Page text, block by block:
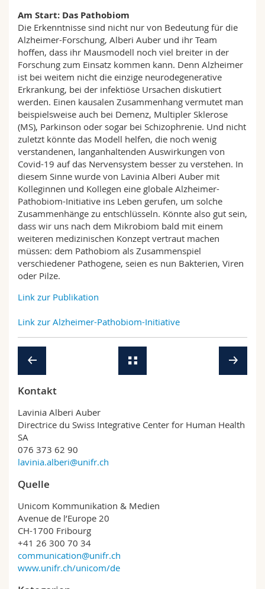
Am Start: Das Pathobiom
Die Erkenntnisse sind nicht nur von Bedeutung für die
Alzheimer-Forschung, Alberi Auber und ihr Team
hoffen, dass ihr Mausmodell noch viel breiter in der
Forschung zum Einsatz kommen kann. Denn Alzheimer
ist bei weitem nicht die einzige neurodegenerative
Erkrankung, bei der infektiöse Ursachen diskutiert
werden. Einen kausalen Zusammenhang vermutet man
beispielsweise auch bei Demenz, Multipler Sklerose
(MS), Parkinson oder sogar bei Schizophrenie. Und nicht
zuletzt könnte das Modell helfen, die noch wenig
verstandenen, langanhaltenden Auswirkungen von
Covid-19 auf das Nervensystem besser zu verstehen. In
diesem Sinne wurde von Lavinia Alberi Auber mit
Kolleginnen und Kollegen eine globale Alzheimer-
Pathobiom-Initiative ins Leben gerufen, um solche
Zusammenhänge zu entschlüsseln. Könnte also gut sein,
dass wir uns nach dem Mikrobiom bald mit einem
weiteren medizinischen Konzept vertraut machen
müssen: dem Pathobiom als Zusammenspiel
verschiedener Pathogene, seien es nun Bakterien, Viren
oder Pilze.
Link zur Publikation
Link zur Alzheimer-Pathobiom-Initiative
Kontakt
Lavinia Alberi Auber
Directrice du Swiss Integrative Center for Human Health
SA
076 373 62 90
lavinia.alberi@unifr.ch
Quelle
Unicom Kommunikation & Medien
Avenue de l’Europe 20
CH-1700 Fribourg
+41 26 300 70 34
communication@unifr.ch
www.unifr.ch/unicom/de